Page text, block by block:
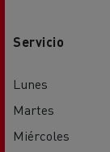
Servicio
Lunes
Martes
Miércoles